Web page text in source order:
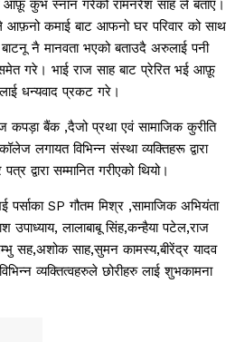
आफ़ू कुंभ स्नान गरेको रामनरेश साह ले बताए।
कमाई बाट आफनो घर परिवार को साथ
नै मानवता भएको बताउदै अरुलाई पनी
समेत गरे। भाई राज साह बाट प्रेरित भई आफ़ू
धन्यवाद प्रकट गरे।
कपड़ा बैंक ,दैजो प्रथा एवं सामाजिक कुरीति
लगायत विभिन्न संस्था व्यक्तिहरू द्वारा
द्वारा सम्मानित गरीएको थियो।
पर्साका SP गौतम मिश्र ,सामाजिक अभियंता
उपाध्याय, लालाबाबू सिंह,कन्हैया पटेल,राज
सह,अशोक साह,सुमन कामस्य,बीरेंद्र यादव
व्यक्तित्वहरुले छोरीहरु लाई शुभकामना